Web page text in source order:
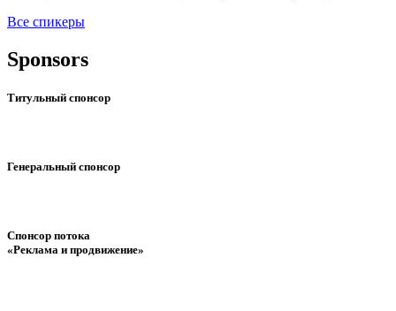
Все спикеры
Sponsors
Титульный спонсор
Генеральный спонсор
Спонсор потока
«Реклама и продвижение»